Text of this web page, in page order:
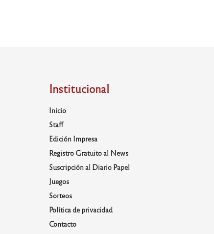
Institucional
Inicio
Staff
Edición Impresa
Registro Gratuito al News
Suscripción al Diario Papel
Juegos
Sorteos
Política de privacidad
Contacto